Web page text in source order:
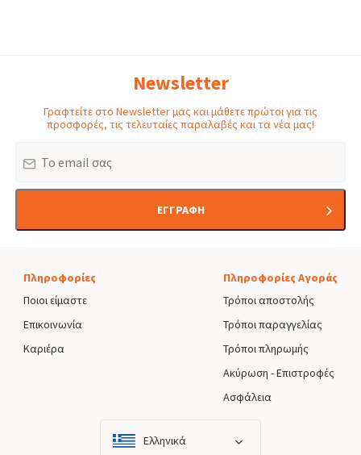
Newsletter
Γραφτείτε στο Newsletter μας και μάθετε πρώτοι για τις
προσφορές, τις τελευταίες παραλαβές και τα νέα μας!
ΕΓΓΡΑΦΗ
Πληροφορίες
Ποιοι είμαστε
Επικοινωνία
Καριέρα
Πληροφορίες Αγοράς
Τρόποι αποστολής
Τρόποι παραγγελίας
Τρόποι πληρωμής
Ακύρωση - Επιστροφές
Ασφάλεια
Ελληνικά